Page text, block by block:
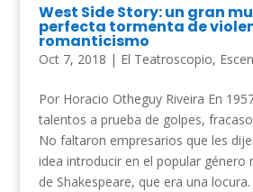
West Side Story: un gran
perfecta tormenta de
romanticismo
Oct 7, 2018 | El Teatroscopio,
Por Horacio Otheguy Riveira En
talentos a prueba de golpes,
No faltaron empresarios que les
idea introducir en el popular género
de Shakespeare, que era una